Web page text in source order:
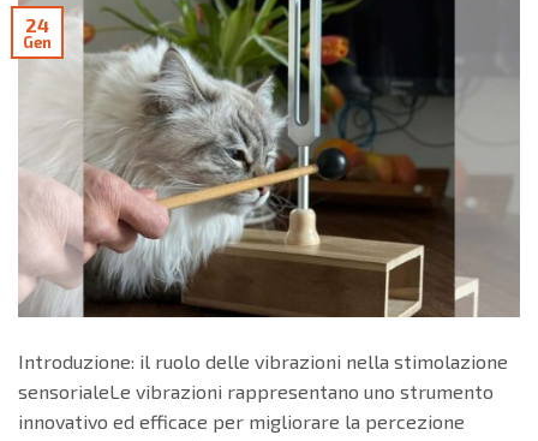
24
Gen
Introduzione: il ruolo delle vibrazioni nella stimolazione
sensorialeLe vibrazioni rappresentano uno strumento
innovativo ed efficace per migliorare la percezione